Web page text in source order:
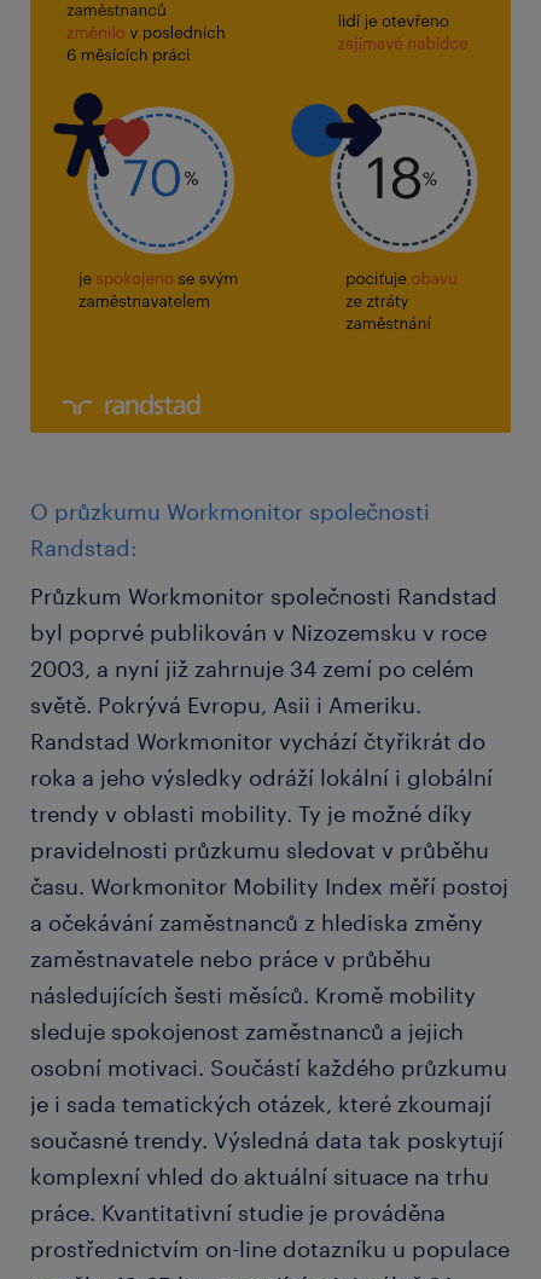
O průzkumu Workmonitor společnosti
Randstad:
Průzkum Workmonitor společnosti Randstad
byl poprvé publikován v Nizozemsku v roce
2003, a nyní již zahrnuje 34 zemí po celém
světě. Pokrývá Evropu, Asii i Ameriku.
Randstad Workmonitor vychází čtyřikrát do
roka a jeho výsledky odráží lokální i globální
trendy v oblasti mobility. Ty je možné díky
pravidelnosti průzkumu sledovat v průběhu
času. Workmonitor Mobility Index měří postoj
a očekávání zaměstnanců z hlediska změny
zaměstnavatele nebo práce v průběhu
následujících šesti měsíců. Kromě mobility
sleduje spokojenost zaměstnanců a jejich
osobní motivaci. Součástí každého průzkumu
je i sada tematických otázek, které zkoumají
současné trendy. Výsledná data tak poskytují
komplexní vhled do aktuální situace na trhu
práce. Kvantitativní studie je prováděna
prostřednictvím on-line dotazníku u populace